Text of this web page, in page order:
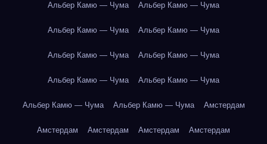
Альбер Камю — Чума Альбер Камю — Чума
Альбер Камю — Чума Альбер Камю — Чума
Альбер Камю — Чума Альбер Камю — Чума
Альбер Камю — Чума Альбер Камю — Чума
Альбер Камю — Чума Альбер Камю — Чума Амстердам
Амстердам Амстердам Амстердам Амстердам